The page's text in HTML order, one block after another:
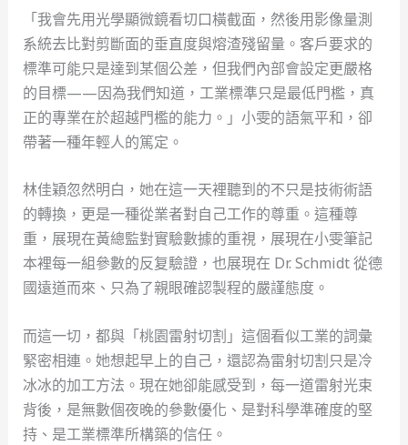
「我會先用光學顯微鏡看切口橫截面，然後用影像量測
系統去比對剪斷面的垂直度與熔渣殘留量。客戶要求的
標準可能只是達到某個公差，但我們內部會設定更嚴格
的目標——因為我們知道，工業標準只是最低門檻，真
正的專業在於超越門檻的能力。」小雯的語氣平和，卻
帶著一種年輕人的篤定。
林佳穎忽然明白，她在這一天裡聽到的不只是技術術語
的轉換，更是一種從業者對自己工作的尊重。這種尊
重，展現在黃總監對實驗數據的重視，展現在小雯筆記
本裡每一組參數的反复驗證，也展現在 Dr. Schmidt 從德
國遠道而來、只為了親眼確認製程的嚴謹態度。
而這一切，都與「桃園雷射切割」這個看似工業的詞彙
緊密相連。她想起早上的自己，還認為雷射切割只是冷
冰冰的加工方法。現在她卻能感受到，每一道雷射光束
背後，是無數個夜晚的參數優化、是對科學準確度的堅
持、是工業標準所構築的信任。